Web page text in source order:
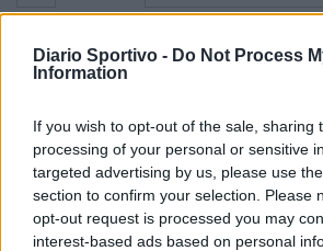
Diario Sportivo - Do Not Process
Information
If you wish to opt-out of the sale, sharing
processing of your personal or sensitive
targeted advertising by us, please use
section to confirm your selection. Please
opt-out request is processed you may
interest-based ads based on personal